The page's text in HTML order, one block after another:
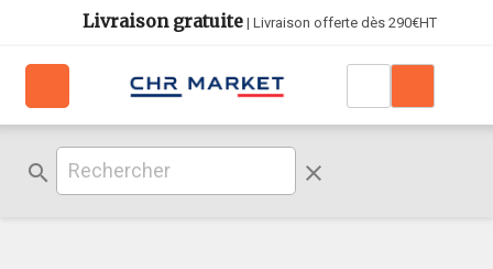
Livraison gratuite| Livraison offerte dès 290€HT
search clear